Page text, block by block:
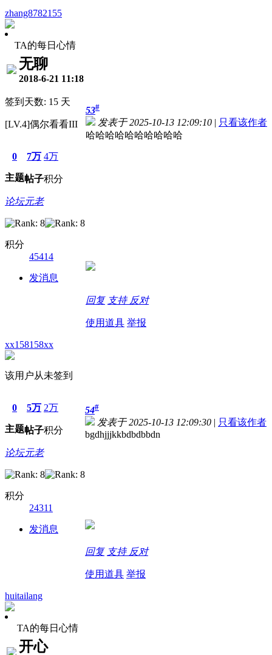
zhang8782155
TA的每日心情
无聊
2018-6-21 11:18
签到天数: 15 天
[LV.4]偶尔看看III
0
主题
7万
帖子
4万
积分
论坛元老
积分
45414
发消息
53#
发表于 2025-10-13 12:09:10 | 只看该作者
哈哈哈哈哈哈哈哈哈哈
回复 支持 反对
使用道具 举报
xx158158xx
该用户从未签到
0
主题
5万
帖子
2万
积分
论坛元老
积分
24311
发消息
54#
发表于 2025-10-13 12:09:30 | 只看该作者
bgdhjjjkkbdbdbbdn
回复 支持 反对
使用道具 举报
huitailang
TA的每日心情
开心